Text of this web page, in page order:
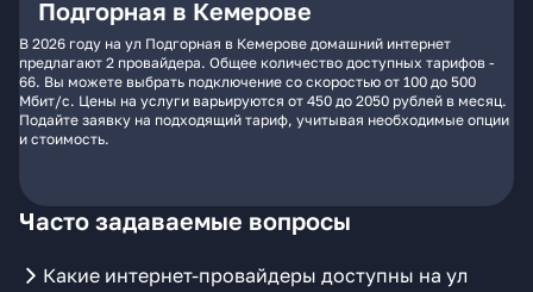
Подгорная в Кемерове
В 2026 году на ул Подгорная в Кемерове домашний интернет
предлагают 2 провайдера. Общее количество доступных тарифов -
66. Вы можете выбрать подключение со скоростью от 100 до 500
Мбит/с. Цены на услуги варьируются от 450 до 2050 рублей в месяц.
Подайте заявку на подходящий тариф, учитывая необходимые опции
и стоимость.
Часто задаваемые вопросы
Какие интернет-провайдеры доступны на ул